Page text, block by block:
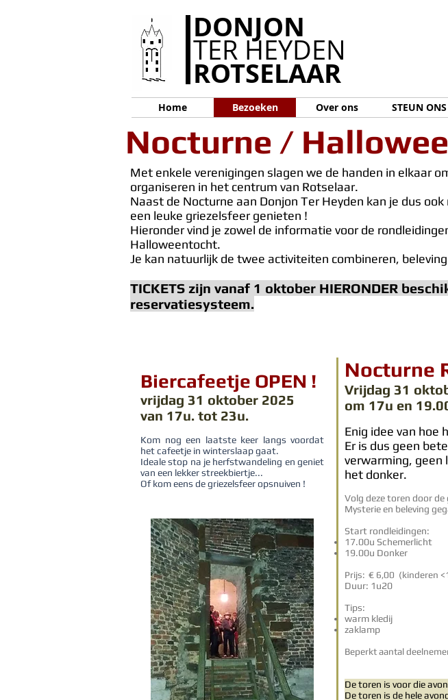
DONJON
TER HEYDEN
ROTSELAAR
Home Bezoeken Over ons STEUN ONS
Nocturne /
Met enkele verenigingen slagen we de handen in elkaar
organiseren in het centrum van Rotselaar.
Naast de Nocturne aan Donjon Ter Heyden kan je dus
een leuke griezelsfeer genieten !
Hieronder vind je zowel de informatie voor de
Halloweentocht.
Je kan natuurlijk de twee activiteiten combineren,
TICKETS zijn vanaf 1 oktober HIERONDER
reservatiesysteem.
Biercafeetje OPEN !
vrijdag 31 oktober 2025
van 17u. tot 23u.
Kom nog een laatste keer langs voordat
het cafeetje in winterslaap gaat.
Ideale stop na je herfstwandeling en geniet
van een lekker streekbiertje...
Of kom eens de griezelsfeer opsnuiven !
Nocturne
Vrijdag 31
om 17u en
Enig idee van hoe
Er is dus geen
verwarming,
het donker.
Volg deze toren door
Mysterie en beleving
Start rondleidingen:
17.00u Schemerlicht
19.00u Donker
Prijs: € 6,00 (kinderen
Duur: 1u20
Tips:
warm kledij
zaklamp
Beperkt aantal
De toren is voor die
De toren is de hele